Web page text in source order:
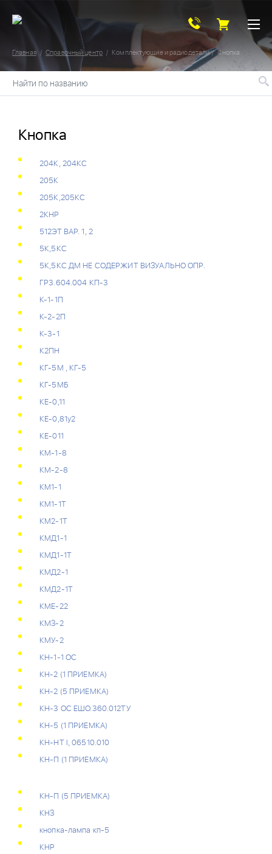
Главная Справочный центр Комплектующие и радиодетали Кнопка
Найти по названию
Кнопка
204К, 204КС
205К
205К,205КС
2КНР
512ЭТ ВАР. 1, 2
5К,5КС
5К,5КС ДМ НЕ СОДЕРЖИТ ВИЗУАЛЬНО ОПР.
ГР3.604.004 КП-3
К-1-1П
К-2-2П
К-3-1
К2ПН
КГ-5М , КГ-5
КГ-5МБ
КЕ-0,11
КЕ-0,81у2
КЕ-011
КМ-1-8
КМ-2-8
КМ1-1
КМ1-1Т
КМ2-1Т
КМД1-1
КМД1-1Т
КМД2-1
КМД2-1Т
КМЕ-22
КМЗ-2
КМУ-2
КН-1-1 ОС
КН-2 (1 ПРИЕМКА)
КН-2 (5 ПРИЕМКА)
КН-3 ОС ЕШО.360.012ТУ
КН-5 (1 ПРИЕМКА)
КН-НТ I, 06510.010
КН-П (1 ПРИЕМКА)
КН-П (5 ПРИЕМКА)
КНЗ
кнопка-лампа кп-5
КНР